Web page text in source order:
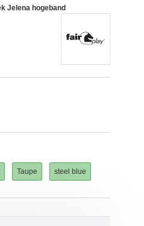
Jelena hogeband
Taupe steel blue